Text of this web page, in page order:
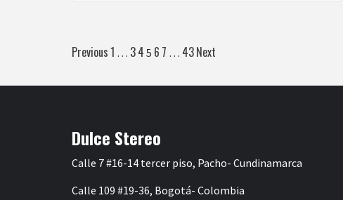
Paginación
de
Previous1 … 34 5 6 7 … 43Next
Dulce Stereo
Calle 7 #16-14 tercer piso, Pacho- Cundinamarca
Calle 109 #19-36, Bogotá- Colombia